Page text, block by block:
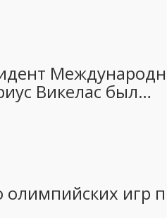
Викелас был…
олимпийских игр